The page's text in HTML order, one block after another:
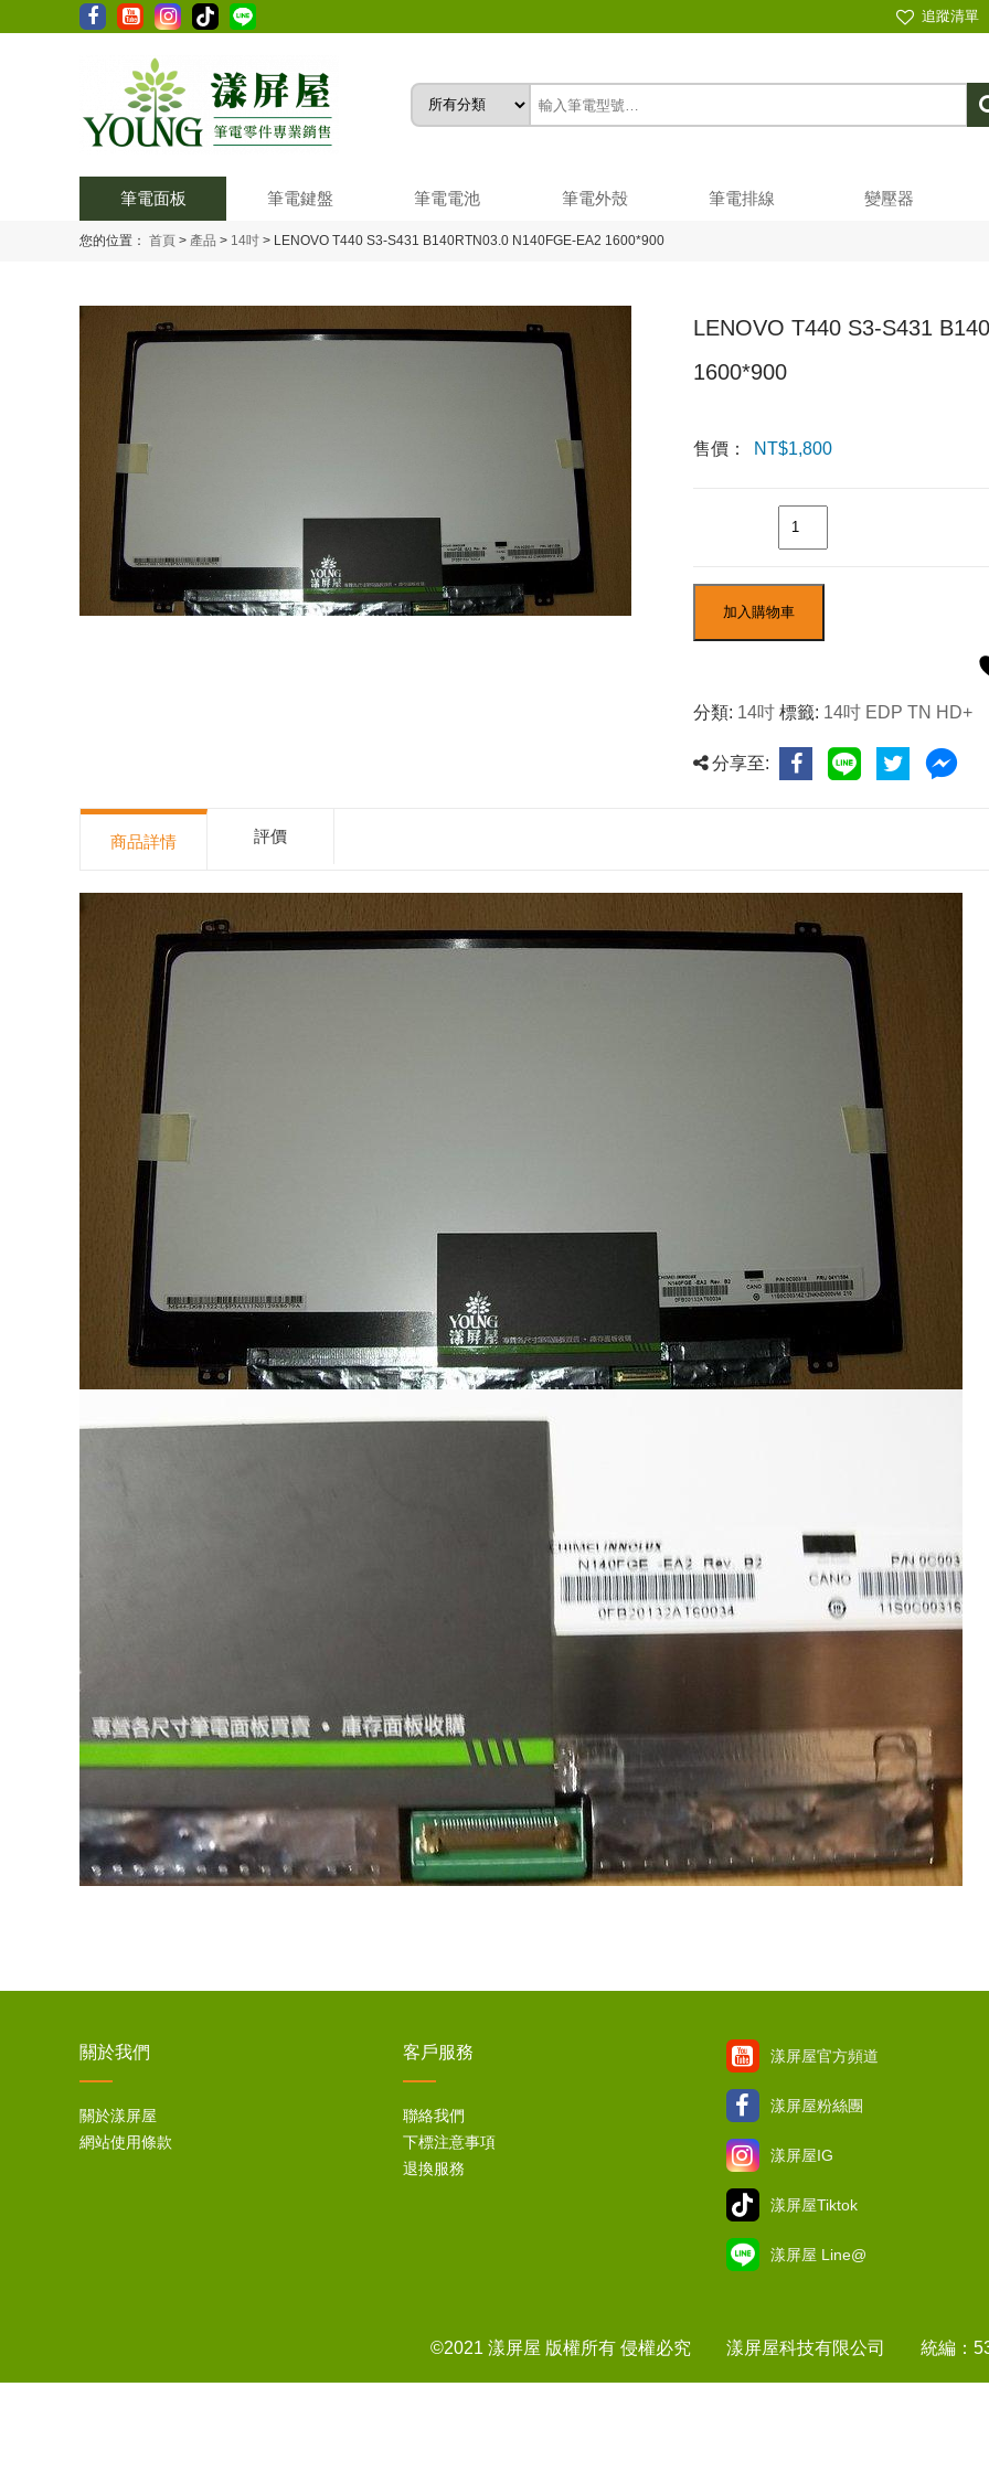
追蹤清單
筆電面板 筆電鍵盤 筆電電池 筆電外殼 筆電排線 變壓器
您的位置： 首頁 > 產品 > 14吋 > LENOVO T440 S3-S431 B140RTN03.0 N140FGE-EA2 1600*900
LENOVO T440 S3-S431
1600*900
售價： NT$1,800
加入購物車
分類: 14吋 標籤: 14吋 EDP TN HD+
分享至:
商品詳情 評價
關於我們
關於漾屏屋
網站使用條款
客戶服務
聯絡我們
下標注意事項
退換服務
漾屏屋官方頻道
漾屏屋粉絲團
漾屏屋IG
漾屏屋Tiktok
漾屏屋 Line@
©2021 漾屏屋 版權所有 侵權必究 漾屏屋科技有限公司 統編：